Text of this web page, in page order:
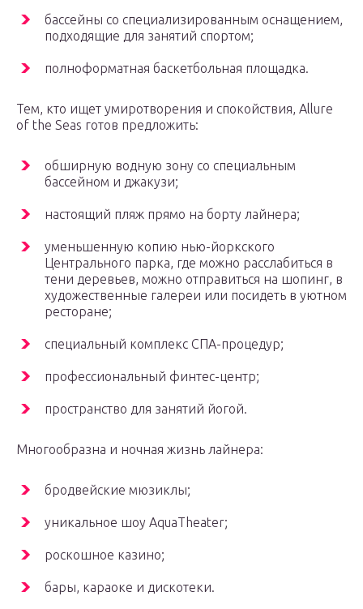
бассейны со специализированным оснащением,
подходящие для занятий спортом;
полноформатная баскетбольная площадка.
Тем, кто ищет умиротворения и спокойствия, Allure
of the Seas готов предложить:
обширную водную зону со специальным
бассейном и джакузи;
настоящий пляж прямо на борту лайнера;
уменьшенную копию нью-йоркского
Центрального парка, где можно расслабиться в
тени деревьев, можно отправиться на шопинг, в
художественные галереи или посидеть в уютном
ресторане;
специальный комплекс СПА-процедур;
профессиональный финтес-центр;
пространство для занятий йогой.
Многообразна и ночная жизнь лайнера:
бродвейские мюзиклы;
уникальное шоу AquaTheater;
роскошное казино;
бары, караоке и дискотеки.